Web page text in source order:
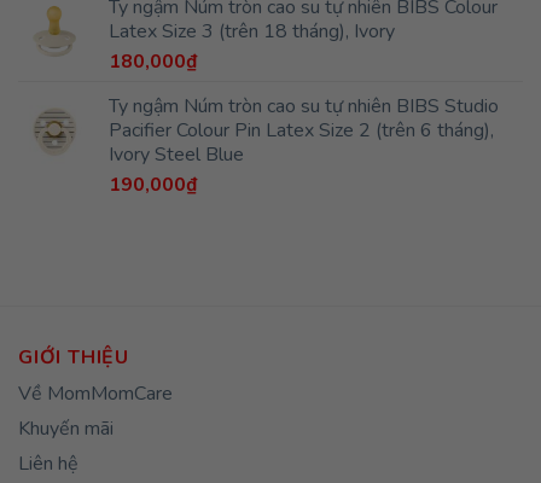
Ty ngậm Núm tròn cao su tự nhiên BIBS Colour
Latex Size 3 (trên 18 tháng), Ivory
180,000₫
Ty ngậm Núm tròn cao su tự nhiên BIBS Studio
Pacifier Colour Pin Latex Size 2 (trên 6 tháng),
Ivory Steel Blue
190,000₫
GIỚI THIỆU
Về MomMomCare
Khuyến mãi
Liên hệ